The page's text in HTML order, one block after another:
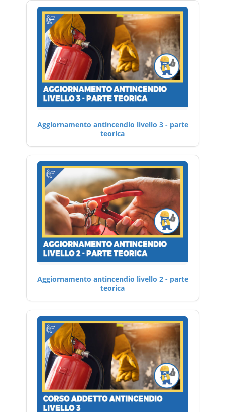
Aggiornamento antincendio livello 3 - parte
teorica
Aggiornamento antincendio livello 2 - parte
teorica